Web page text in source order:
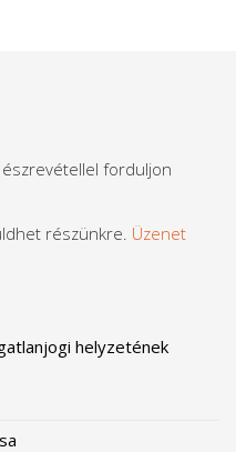
forduljon
részünkre. Üzenet
helyzetének